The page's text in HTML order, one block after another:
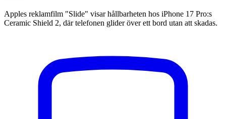
Apples reklamfilm "Slide" visar hållbarheten hos iPhone 17 Pro:s
Ceramic Shield 2, där telefonen glider över ett bord utan att skadas.